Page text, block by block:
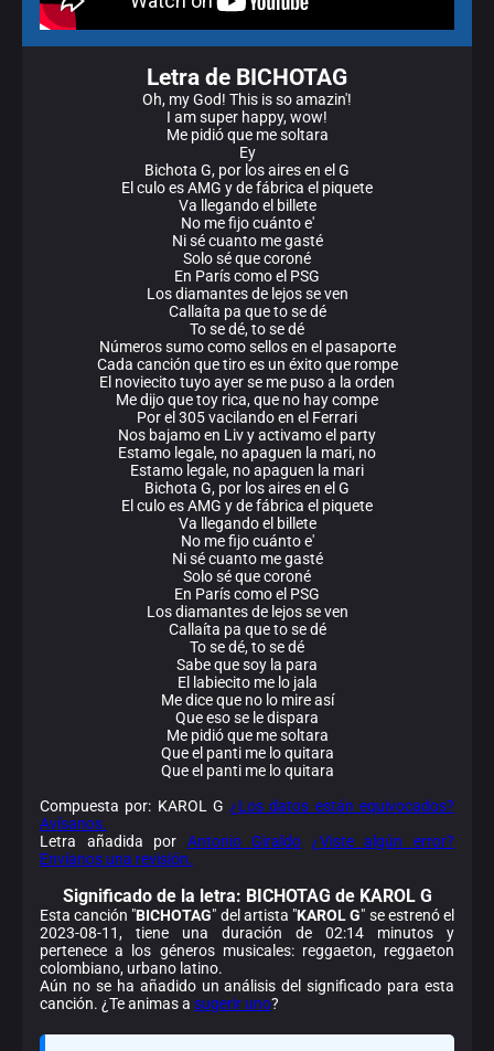
Letra de BICHOTAG
Oh, my God! This is so amazin'!
I am super happy, wow!
Me pidió que me soltara
Ey
Bichota G, por los aires en el G
El culo es AMG y de fábrica el piquete
Va llegando el billete
No me fijo cuánto e'
Ni sé cuanto me gasté
Solo sé que coroné
En París como el PSG
Los diamantes de lejos se ven
Callaíta pa que to se dé
To se dé, to se dé
Números sumo como sellos en el pasaporte
Cada canción que tiro es un éxito que rompe
El noviecito tuyo ayer se me puso a la orden
Me dijo que toy rica, que no hay compe
Por el 305 vacilando en el Ferrari
Nos bajamo en Liv y activamo el party
Estamo legale, no apaguen la mari, no
Estamo legale, no apaguen la mari
Bichota G, por los aires en el G
El culo es AMG y de fábrica el piquete
Va llegando el billete
No me fijo cuánto e'
Ni sé cuanto me gasté
Solo sé que coroné
En París como el PSG
Los diamantes de lejos se ven
Callaíta pa que to se dé
To se dé, to se dé
Sabe que soy la para
El labiecito me lo jala
Me dice que no lo mire así
Que eso se le dispara
Me pidió que me soltara
Que el panti me lo quitara
Que el panti me lo quitara
Compuesta por: KAROL G ¿Los datos están equivocados?
Avísanos.
Letra añadida por Antonio Giraldo
¿Viste algún error?
Envíanos una revisión.
Significado de la letra: BICHOTAG de KAROL G
Esta canción "BICHOTAG" del artista "KAROL G" se estrenó el
2023-08-11, tiene una duración de 02:14 minutos y
pertenece a los géneros musicales: reggaeton, reggaeton
colombiano, urbano latino.
Aún no se ha añadido un análisis del significado para esta
canción. ¿Te animas a sugerir uno?